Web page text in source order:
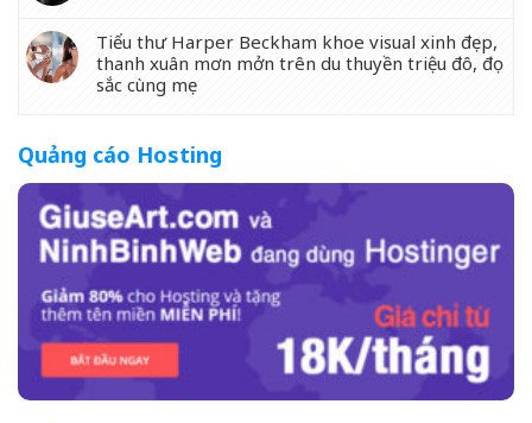
Tiểu thư Harper Beckham khoe visual xinh đẹp,
thanh xuân mơn mởn trên du thuyền triệu đô, đọ
sắc cùng mẹ
Quảng cáo Hosting